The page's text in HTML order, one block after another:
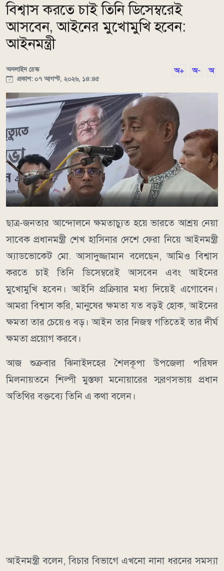
বিশ্বাস করতে চাই তিনি ডিসেম্বরেই
আসবেন, আইনের মুখোমুখি হবেন:
আইনমন্ত্রী
অনলাইন ডেস্ক
প্রকাশ: ০৭ আগস্ট, ২০২৬, ১৪:৪৫
অ+ অ- অ
ছাত্র-জনতার আন্দোলনে ক্ষমতাচ্যুত হয়ে ভারতে আশ্রয় নেয়া
সাবেক প্রধানমন্ত্রী শেখ হাসিনার দেশে ফেরা নিয়ে আইনমন্ত্রী
অ্যাডভোকেট মো. আসাদুজ্জামান বলেছেন, আমিও বিশ্বাস
করতে চাই তিনি ডিসেম্বরেই আসবেন এবং আইনের
মুখোমুখি হবেন। আইনি প্রক্রিয়ার মধ্য দিয়েই এগোবেন।
আমরা বিশ্বাস করি, মানুষের ক্ষমতা যত বড়ই হোক, আইনের
ক্ষমতা তার চেয়েও বড়। আইন তার নিজস্ব গতিতেই তার দীর্ঘ
ক্ষমতা প্রয়োগ করবে।
আজ শুক্রবার ঝিনাইদহের শৈলকূপা উপজেলা পরিষদ
মিলনায়তনে শিল্পী মুস্তফা মনোয়ারের স্মরণসভায় প্রধান
অতিথির বক্তব্যে তিনি এ কথা বলেন।
আইনমন্ত্রী বলেন, বিচার বিভাগে এখনো নানা ধরনের সমস্যা